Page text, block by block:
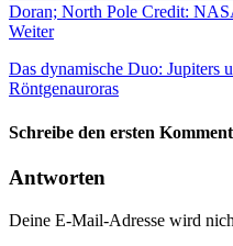
Weiter
Das dynamische Duo: Jupiters
Röntgenauroras
Schreibe den ersten
Antworten
Deine E-Mail-Adresse wird